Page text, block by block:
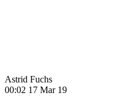
Astrid Fuchs
00:02 17 Mar 19